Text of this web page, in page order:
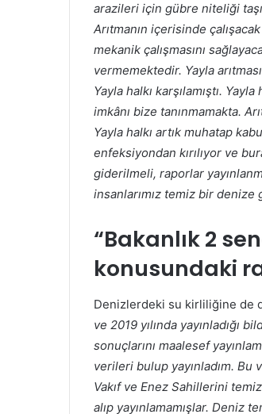
arazileri için gübre niteliği
Arıtmanın içerisinde
mekanik çalışmasını
vermemektedir. Yayla
Yayla halkı karşılamıştı.
imkânı bize tanınmamakta.
Yayla halkı artık muhatap
enfeksiyondan kırılıyor ve
giderilmeli, raporlar
insanlarımız temiz bir denize
“Bakanlık 2
konusundaki
Denizlerdeki su kirliliğine de
ve 2019 yılında yayınladığı
sonuçlarını maalesef
verileri bulup yayınladım. Bu
Vakıf ve Enez Sahillerini
alıp yayınlamamışlar. Deniz